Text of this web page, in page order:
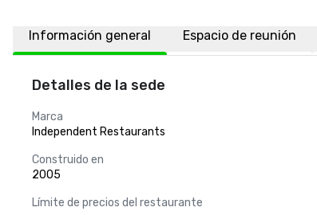
Información general Espacio de reunión
Detalles de la sede
Marca
Independent Restaurants
Construido en
2005
Límite de precios del restaurante